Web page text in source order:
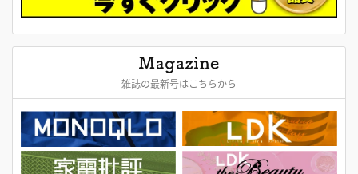
雑誌の最新号はこちらから